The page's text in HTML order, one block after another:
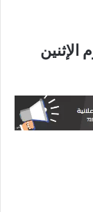
الإثنين